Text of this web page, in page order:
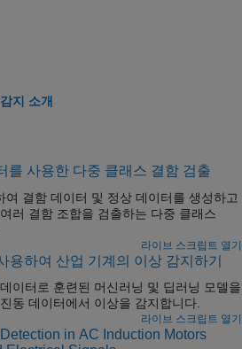
지 소개
를 사용한 다중 클래스 결함 검출
여 결함 데이터 및 정상 데이터를 생성하고
러 결함 조합을 검출하는 다중 클래스
라이브 스크립트 열기
용하여 산업 기계의 이상 감지하기
이터로 훈련된 머신러닝 및 딥러닝 모델을
동 데이터에서 이상을 감지합니다.
라이브 스크립트 열기
in AC Induction Motors